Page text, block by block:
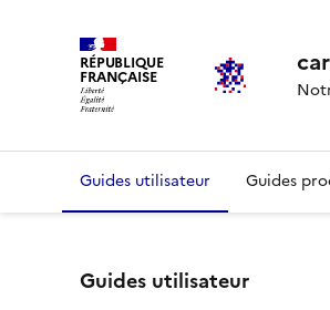
RÉPUBLIQUE
FRANÇAISE
Guides utilisateur Guides
Guides utilisateur